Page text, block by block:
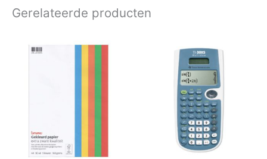
Gerelateerde producten